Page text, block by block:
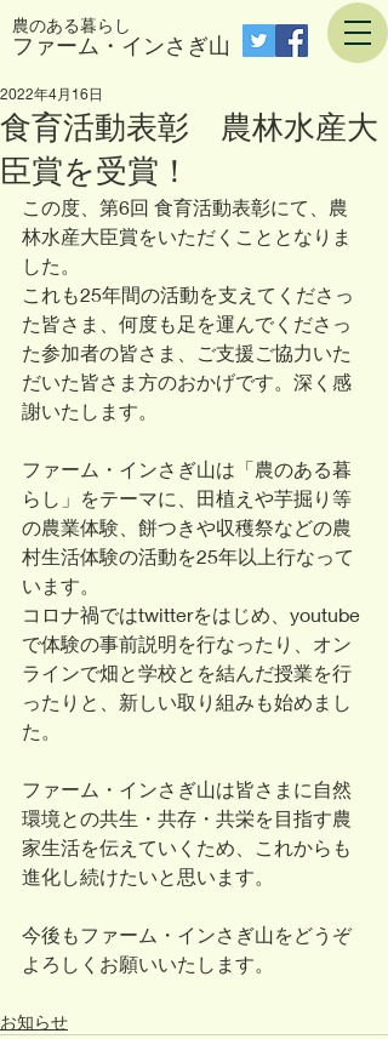
農のある暮らし
​ファーム・インさぎ山
食育活動表彰 農林水産大
臣賞を受賞！
2022年4月16日
この度、第6回 食育活動表彰にて、農
林水産大臣賞をいただくこととなりま
した。
これも25年間の活動を支えてくださっ
た皆さま、何度も足を運んでくださっ
た参加者の皆さま、ご支援ご協力いた
だいた皆さま方のおかげです。深く感
謝いたします。
ファーム・インさぎ山は「農のある暮
らし」をテーマに、田植えや芋掘り等
の農業体験、餅つきや収穫祭などの農
村生活体験の活動を25年以上行なって
います。
コロナ禍ではtwitterをはじめ、youtube
で体験の事前説明を行なったり、オン
ラインで畑と学校とを結んだ授業を行
ったりと、新しい取り組みも始めまし
た。
ファーム・インさぎ山は皆さまに自然
環境との共生・共存・共栄を目指す農
家生活を伝えていくため、これからも
進化し続けたいと思います。
今後もファーム・インさぎ山をどうぞ
よろしくお願いいたします。
お知らせ